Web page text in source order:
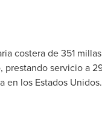
costera de 351
, prestando servicio a
los Estados